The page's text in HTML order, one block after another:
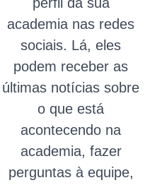
academia nas redes
sociais. Lá, eles
podem receber as
últimas notícias sobre
o que está
acontecendo na
academia, fazer
perguntas à equipe,